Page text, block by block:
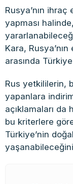
Rusya’nın
yapması
Kara,
arasında
Rus yetkililerin,
yapanlara
açıklamaları da
bu kriterlere
Türkiye’nin